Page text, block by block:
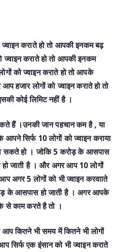
कराते हो तो आपकी इनकम बढ़
कराते हो तो आपकी इनकम
को ज्वाइन कराते हो तो आपके
हजार लोगों को ज्वाइन कराते हो तो
कोई लिमिट नहीं है ।
हैं ।उनकी जान पहचान कम है , या
आपने सिर्फ 10 लोगों को ज्वाइन कराया
सकते हो । जोकि 5 करोड़ के आसपास
हो जाती है । और अगर आप 10 लोगों
अगर 5 लोगों को भी ज्वाइन करवााते
के आसपास हो जाती है । अगर आपके
से काम करते है तो ।
आप कितने भी समय में कितने भी लोगों
सिर्फ एक इंसान को भी ज्वाइन कराते